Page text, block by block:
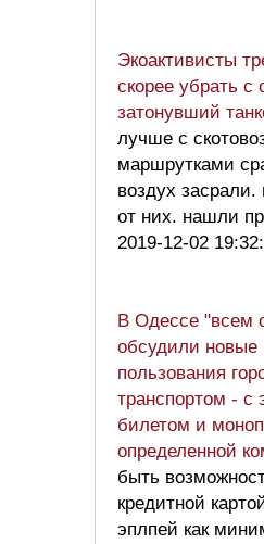
Экоактивисты
скорее убрать с
затонувший
лучше с
маршрутками
воздух засрали.
от них. нашли
2019-12-02
В Одессе "всем
обсудили новые
пользования
транспортом - с
билетом и
определенной
быть
кредитной
эплпей как